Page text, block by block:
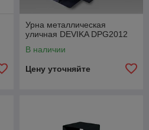
Урна металлическая
уличная DEVIKA DPG2012
В наличии
Цену уточняйте